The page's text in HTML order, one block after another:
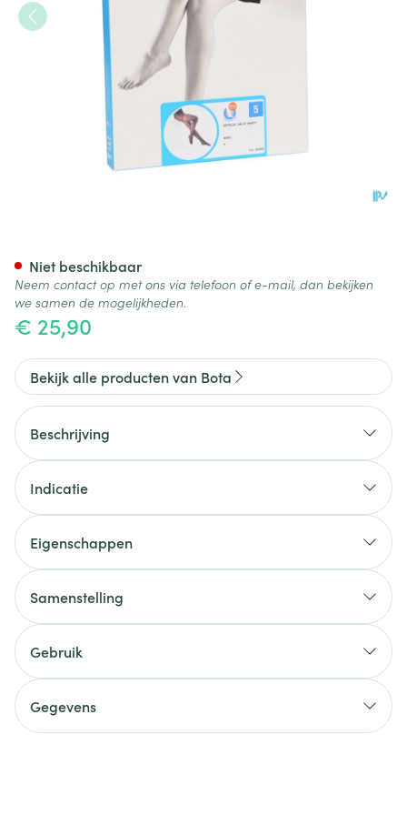
€ 25,90
Niet beschikbaar
Neem contact op met ons via telefoon of e-mail, dan bekijken
we samen de mogelijkheden.
Bekijk alle producten van Bota
Beschrijving
Indicatie
Eigenschappen
Samenstelling
Gebruik
Gegevens